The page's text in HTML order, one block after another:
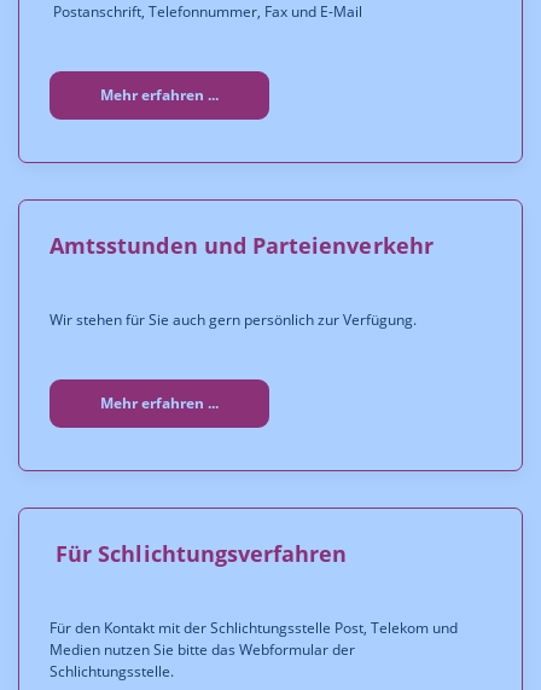
Postanschrift, Telefonnummer, Fax und E-Mail
Mehr erfahren ...
Amtsstunden und Parteienverkehr
Wir stehen für Sie auch gern persönlich zur Verfügung.
Mehr erfahren ...
Für Schlichtungsverfahren
Für den Kontakt mit der Schlichtungsstelle Post, Telekom und
Medien nutzen Sie bitte das Webformular der
Schlichtungsstelle.